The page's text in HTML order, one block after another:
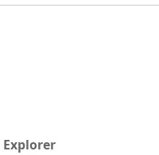
Explorer